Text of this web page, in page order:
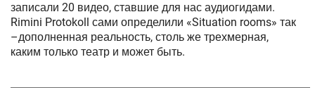
записали 20 видео, ставшие для нас аудиогидами.
Rimini Protokoll сами определили «Situation rooms» так
–дополненная реальность, столь же трехмерная,
каким только театр и может быть.